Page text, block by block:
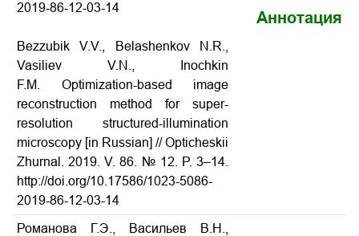
2019-86-12-03-14
Bezzubik V.V., Belashenkov N.R.,
Vasiliev V.N., Inochkin
F.M. Optimization-based image
reconstruction method for super-
resolution structured-illumination
microscopy [in Russian] // Opticheskii
Zhurnal. 2019. V. 86. № 12. P. 3–14.
http://doi.org/10.17586/1023-5086-
2019-86-12-03-14
Аннотация
Романова Г.Э., Васильев В.Н.,